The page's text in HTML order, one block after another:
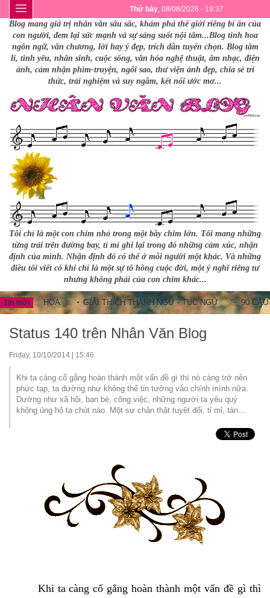
Thứ bảy, 08/08/2026 - 19:37
Blog mang giá trị nhân văn sâu sắc, khám phá thế giới riêng bí ẩn của
con người, đem lại sức mạnh và sự sáng suốt nội tâm...Blog tinh hoa
ngôn ngữ, văn chương, lời hay ý đẹp, trích dẫn tuyển chọn. Blog tâm
lí, tình yêu, nhân sinh, cuộc sống, văn hóa nghệ thuật, âm nhạc, điện
ảnh, cảm nhận phim-truyện, ngôi sao, thư viện ảnh đẹp, chia sẻ tri
thức, trải nghiệm và suy ngẫm, kết nối ước mơ...
Tôi chỉ là một con chim nhỏ trong một bầy chim lớn. Tôi mang những
từng trải trên đường bay, tỉ mỉ ghi lại trong đó những cảm xúc, nhận
định của mình. Nhận định đó có thể ở mỗi người một khác. Và những
điều tôi viết có khi chỉ là một sự tô hồng cuộc đời, một ý nghĩ riêng tư
nhưng không phải của con chim khác...
Tin mới
HOA GIẢI THÍCH THÀNH NGỮ - TỤC NGỮ 90 CÂU THÀNH
Status 140 trên Nhân Văn Blog
Friday, 10/10/2014 | 15:46
Khi ta càng cố gắng hoàn thành một vấn đề gì thì nó càng trở nên
phức tạp, ta dường như không thể tin tưởng vào chính mình nữa.
Dường như xã hội, bạn bè, công việc, những người ta yêu quý
không ủng hộ ta chút nào. Một sự chân thật tuyệt đối, tỉ mỉ, tàn...
Khi ta càng cố gắng hoàn thành một vấn đề gì thì